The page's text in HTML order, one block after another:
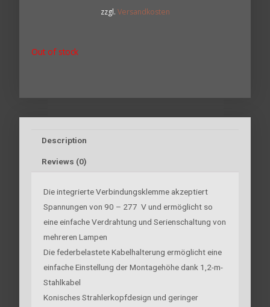
zzgl. Versandkosten
Out of stock
Description
Reviews (0)
Die integrierte Verbindungsklemme akzeptiert
Spannungen von 90 – 277 V und ermöglicht so
eine einfache Verdrahtung und Serienschaltung von
mehreren Lampen
Die federbelastete Kabelhalterung ermöglicht eine
einfache Einstellung der Montagehöhe dank 1,2-m-
Stahlkabel
Konisches Strahlerkopfdesign und geringer